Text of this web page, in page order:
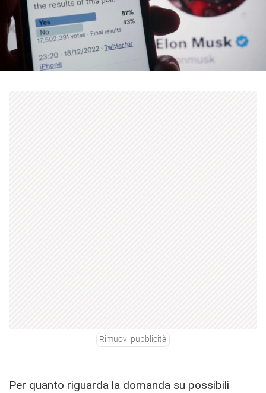
Rimuovi pubblicità
Per quanto riguarda la domanda su possibili